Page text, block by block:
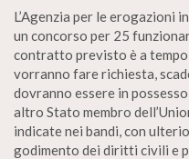
L’Agenzia per le erogazioni
un concorso per 25
contratto previsto è a
vorranno fare richiesta,
dovranno essere in
altro Stato membro
indicate nei bandi, con
godimento dei diritti civili e